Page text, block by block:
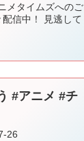
メタイムズへのご
信中！ 見逃して
#アニメ #チ
26